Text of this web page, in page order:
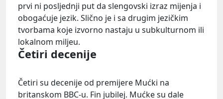
prvi ni posljednji put da slengovski izraz mijenja i
obogaćuje jezik. Slično je i sa drugim jezičkim
tvorbama koje izvorno nastaju u subkulturnom ili
lokalnom miljeu.
Četiri decenije
Četiri su decenije od premijere Mućki na
britanskom BBC-u. Fin jubilej. Mućke su dale